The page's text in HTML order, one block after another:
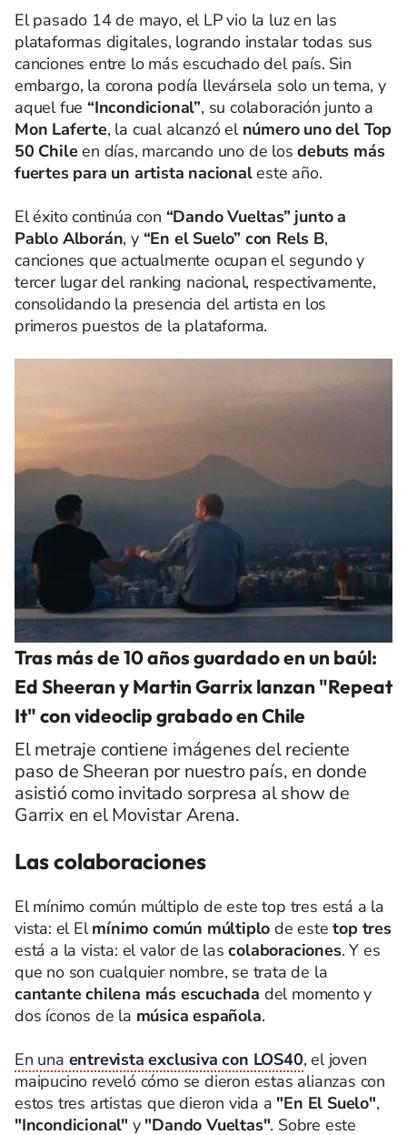
El pasado 14 de mayo, el LP vio la luz en las
plataformas digitales, logrando instalar todas sus
canciones entre lo más escuchado del país. Sin
embargo, la corona podía llevársela solo un tema, y
aquel fue “Incondicional”, su colaboración junto a
Mon Laferte, la cual alcanzó el número uno del Top
50 Chileen días, marcando uno de losdebuts más
fuertes para un artista nacionaleste año.
El éxito continúa con “Dando Vueltas” junto a
Pablo Alborán, y “En el Suelo” con Rels B,
canciones que actualmente ocupan el segundo y
tercer lugar del ranking nacional, respectivamente,
consolidando la presencia del artista en los
primeros puestos de la plataforma.
Tras más de 10 años guardado en un baúl:
Ed Sheeran y Martin Garrix lanzan "Repeat
It" con videoclip grabado en Chile
El metraje contiene imágenes del reciente
paso de Sheeran por nuestro país, en donde
asistió como invitado sorpresa al show de
Garrix en el Movistar Arena.
Las colaboraciones
El mínimo común múltiplo de este top tres está a la
vista: el Elmínimo común múltiplo de estetop tres
está a la vista: el valor de lascolaboraciones. Y es
que no son cualquier nombre, se trata de la
cantante chilena más escuchada del momento y
dos íconos de la música española.
En una entrevista exclusiva con LOS40, el joven
maipucino reveló cómo se dieron estas alianzas con
estos tres artistas que dieron vida a "En El Suelo",
"Incondicional" y "Dando Vueltas". Sobre este